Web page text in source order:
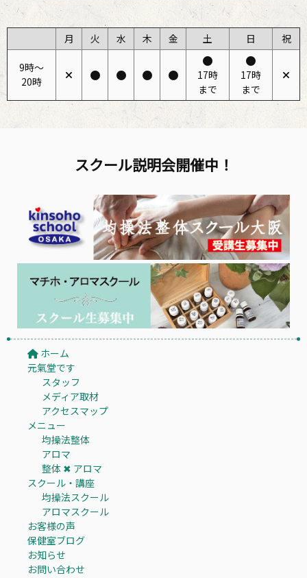
月 火 水 木 金 土 日 祝
9時〜
20時
17時
まで
17時
まで
スクール説明会開催中！
ホーム
元氣堂です
スタッフ
メディア取材
アクセスマップ
メニュー
均操法整体
アロマ
整体 ✖︎ アロマ
スクール・講座
均操法スクール
アロマスクール
お客様の声
保健室ブログ
お知らせ
お問い合わせ